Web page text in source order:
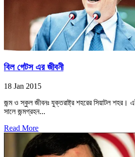
বিল গেটস এর জীবনী
18 Jan 2015
জন্ম ও স্কুল জীবনঃ যুক্তরাষ্ট্র শহরের সিয়াটল
সালে জন্মগ্রহন...
Read More